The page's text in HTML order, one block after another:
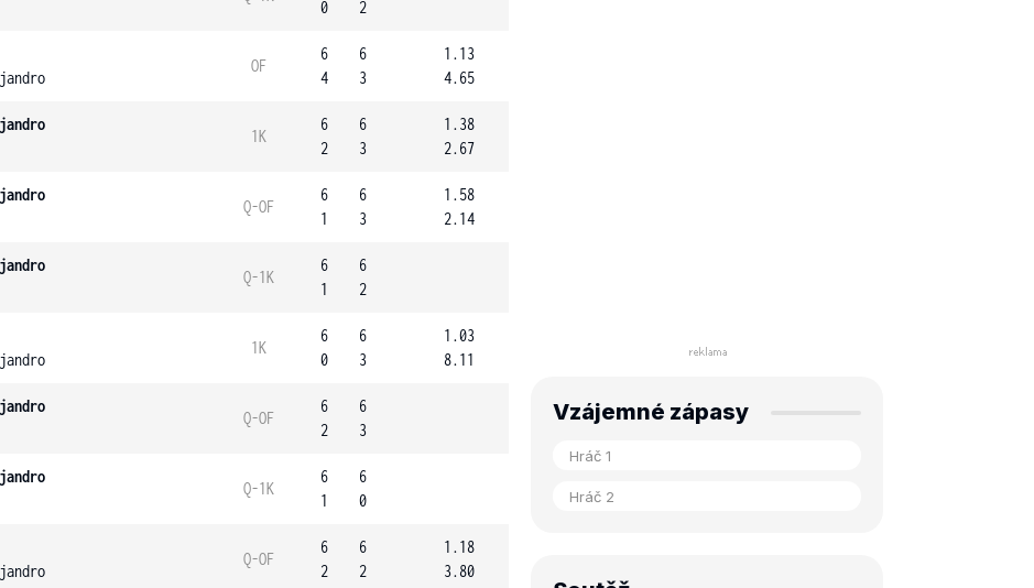
0
2
OF
6
4
6
3
1.13
4.65
1K
6
2
6
3
1.38
2.67
Q-OF
6
1
6
3
1.58
2.14
Q-1K
6
1
6
2
1K
6
0
6
3
1.03
8.11
Q-OF
6
2
6
3
Q-1K
6
1
6
0
Q-OF
6
2
6
2
1.18
3.80
Vzájemné zápasy